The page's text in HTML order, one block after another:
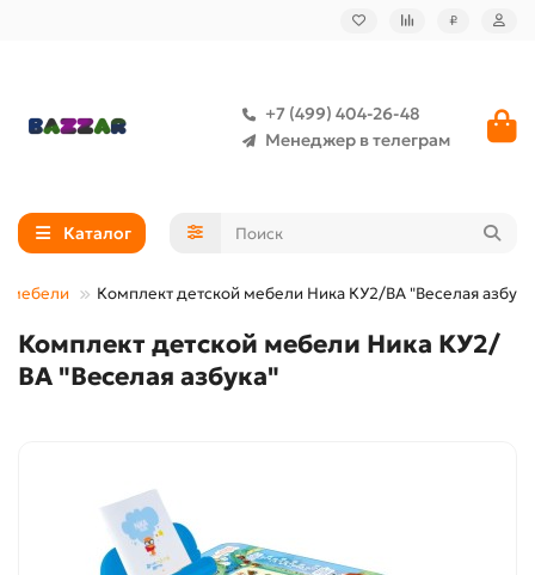
₽
+7 (499) 404-26-48
Менеджер в телеграм
Каталог
мебели Комплект детской мебели Ника КУ2/ВА "Веселая
Комплект детской мебели Ника КУ2/
ВА "Веселая азбука"